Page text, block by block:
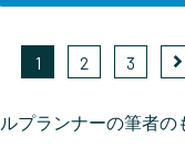
1 2 3
プランナーの筆者の